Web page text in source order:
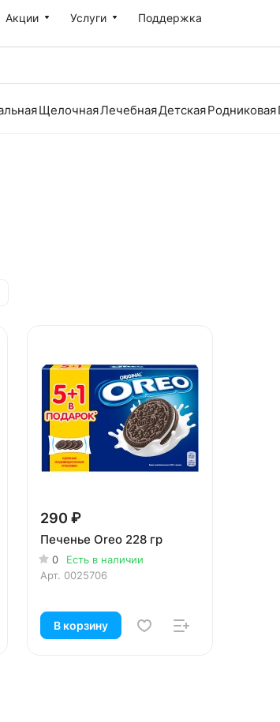
Акции Услуги Поддержка
ЩелочнаяЛечебнаяДетскаяРодниковая
290 ₽
Печенье Oreo 228 гр
0
Есть в наличии
Арт. 0025706
В корзину